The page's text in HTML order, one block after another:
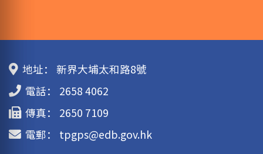
地址：
新界大埔太和路8號
電話：
2658 4062
傳真：
2650 7109
電郵：
tpgps@edb.gov.hk